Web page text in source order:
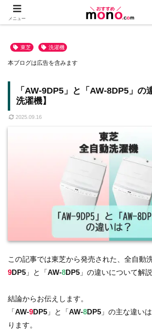
東芝 洗濯機
「AW-9DP5」と「AW-8DP5」の
洗濯機】
2025.09.16
本ブログは広告を含みます
この記事では東芝から発売された、全自動
9DP5 」と「AW-8DP5 」の違いについて解
結論からお伝えします。
「AW-9DP5 」と「AW-8DP5 」の主な違いは
ります。
メニュー